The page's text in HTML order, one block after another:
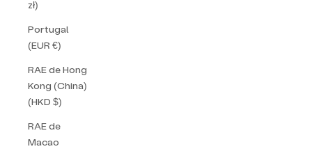
zł)
Portugal
(EUR €)
RAE de Hong
Kong (China)
(HKD $)
RAE de
Macao